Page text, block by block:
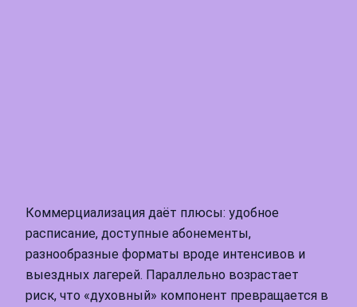
Коммерциализация даёт плюсы: удобное
расписание, доступные абонементы,
разнообразные форматы вроде интенсивов и
выездных лагерей. Параллельно возрастает
риск, что «духовный» компонент превращается в